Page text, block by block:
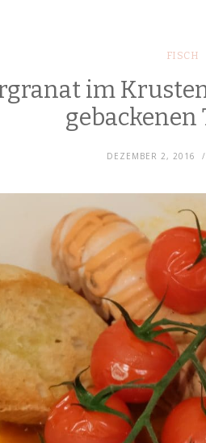
FISCH
im
gebackenen
DEZEMBER 2, 2016